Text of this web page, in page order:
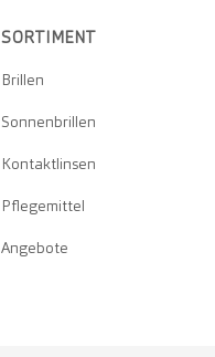
SORTIMENT
Brillen
Sonnenbrillen
Kontaktlinsen
Pflegemittel
Angebote